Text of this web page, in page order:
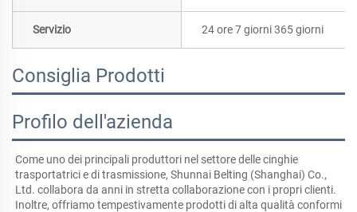
Servizio 24 ore 7 giorni 365 giorni
Consiglia Prodotti
Profilo dell'azienda
Come uno dei principali produttori nel settore delle cinghie
trasportatrici e di trasmissione, Shunnai Belting (Shanghai) Co.,
Ltd. collabora da anni in stretta collaborazione con i propri clienti.
Inoltre, offriamo tempestivamente prodotti di alta qualità conformi